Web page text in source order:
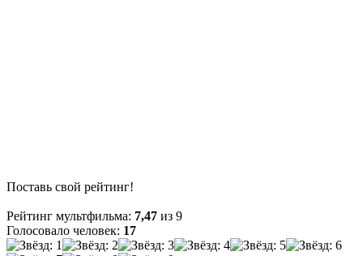
Поставь свой рейтинг!
Рейтинг мультфильма: 7,47 из 9
Голосовало человек: 17